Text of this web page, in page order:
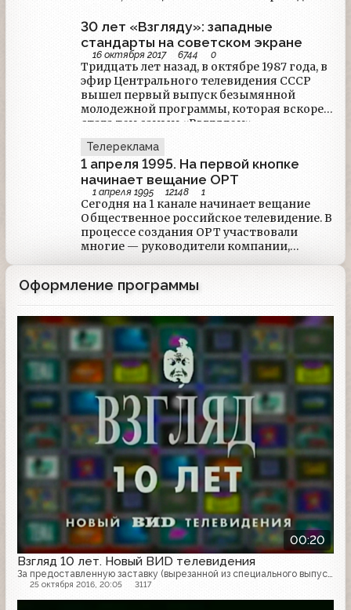
людей было. Вот такими словами он
завершал свои мемуары: «Я отыграл свой
первый и, увы, уже второй тайм.
Верховный судья назначил
дополнительное время. Спасибо ему.
Будем играть до конца»
телерадиовещателей Эдуард Сагалаев.
"Умер мой близкий друг, соратник по
работе на телевидении, замечательный
человек, яркий профессионал Анатолий
Григорьевич Лысенко.
30 лет «Взгляду»: западные
стандарты на советском экране
16 октября 2017 6744 0
Тридцать лет назад, в октябре 1987 года, в
эфир Центрального телевидения СССР
вышел первый выпуск безымянной
молодежной программы, которая вскоре
стала тем самым «Взглядом»,
популяризовала понятие ток-шоу и
сделала знаменитыми своих ведущих.
Телереклама
1 апреля 1995. На первой кнопке
начинает вещание ОРТ
1 апреля 1995 12148 1
Сегодня на 1 канале начинает вещание
Общественное российское телевидение. В
процессе создания ОРТ участвовали
многие — руководители компании,
Ассоциация независимых телекомпаний,
компания «Останкино» и государство.
После долгого периода многочисленных
обсуждений, парламентских дебатов и
различных слухов, зрители, наконец,
собственными глазами увидят, как
выглядит новое телевидение.
Оформление программы
00:20
Взгляд 10 лет. Новый ВИD телевидения
За предоставленную заставку (вырезанной из специального выпуска программы "Звёздный час") огромное спасибо - Татьяне Галкиной, также Григорию Ющенко за поиск и помощь в нахождении.
25 октября 2016, 20:05 3117